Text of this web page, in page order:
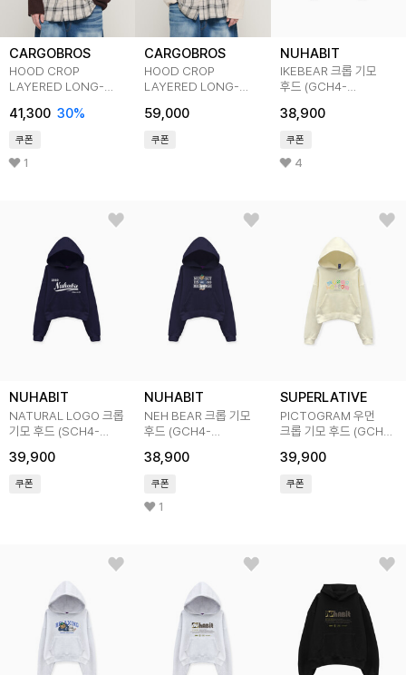
CARGOBROS
HOOD CROP
LAYERED LONG-
(BROWN)
41,300 30%
쿠폰
1
CARGOBROS
HOOD CROP
LAYERED LONG-
(IVORY)
59,000
쿠폰
NUHABIT
IKEBEAR 크롭 기모
후드 (GCH4-
38,900
쿠폰
4
NUHABIT
NATURAL LOGO 크롭
기모 후드 (SCH4-
39,900
쿠폰
NUHABIT
NEH BEAR 크롭 기모
후드 (GCH4-
38,900
쿠폰
1
SUPERLATIVE
PICTOGRAM 우먼
크롭 기모 후드 (GCH4-
39,900
쿠폰